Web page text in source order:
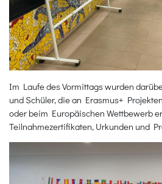
Im Laufe des Vormittags wurden
und Schüler, die an Erasmus+
oder beim Europäischen Wettbewerb
Teilnahmezertifikaten, Urkunden und